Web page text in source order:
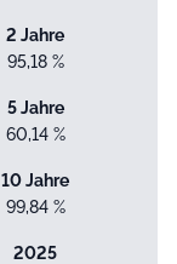
2 Jahre
95,18 %
5 Jahre
60,14 %
10 Jahre
99,84 %
2025